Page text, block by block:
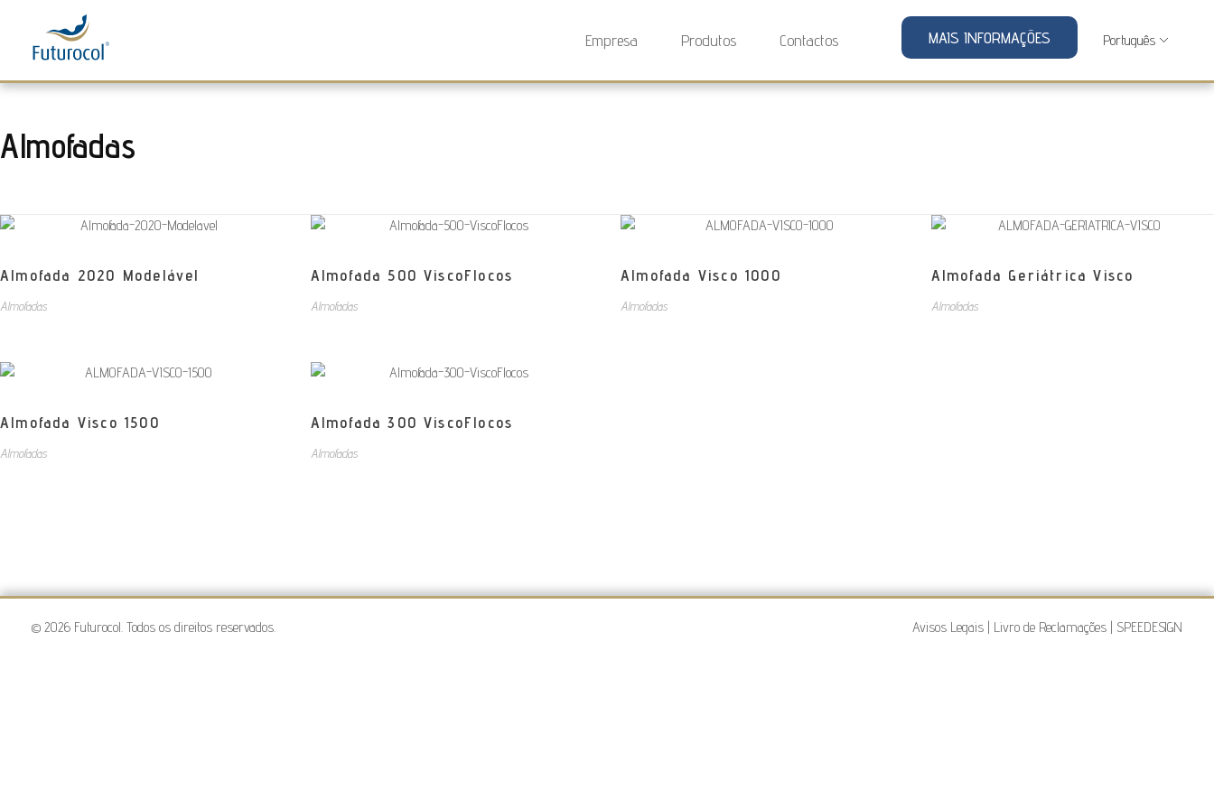
Empresa Produtos Contactos MAIS INFORMAÇÕES
Almofadas
Almofada 2020 Modelável
Almofadas
Almofada 500 ViscoFlocos
Almofadas
Almofada Visco 1000
Almofadas
Almofada Geriátrica Visco
Almofadas
Almofada Visco 1500
Almofadas
Almofada 300 ViscoFlocos
Almofadas
© 2026 Futurocol. Todos os direitos reservados. Avisos Legais | Livro de Reclamações | SPEEDESIGN